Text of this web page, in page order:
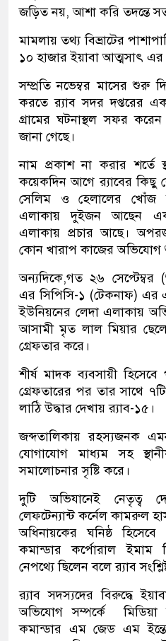
জড়িত নয়, আশা করি তদন্তে
মামলায় তথ্য বিভ্রাটের
১০ হাজার ইয়াবা আত্মসাৎ এর
সম্প্রতি নভেম্বর মাসের শুরু
করতে র‍্যাব সদর দপ্তরের
গ্রামের ঘটনাস্থল সফর করেন
জানা গেছে।
নাম প্রকাশ না করার
কয়েকদিন আগে র‍্যাবের কিছু
সেলিম ও হেলালের খোঁজ
এলাকায় দুইজন আছেন
এলাকায় প্রচার আছে।
কোন খারাপ কাজের অভিযোগ
অন্যদিকে,গত ২৬ সেপ্টেম্বর
এর সিপিসি-১ (টেকনাফ) এর
ইউনিয়নের লেদা এলাকায়
আসামী মৃত লাল মিয়ার
গ্রেফতার করে।
শীর্ষ মাদক ব্যবসায়ী
গ্রেফতারের পর তার সাথে
লাঠি উদ্ধার দেখায় র‍্যাব-১৫।
জব্দতালিকায় রহস্যজনক
যোগাযোগ মাধ্যম সহ
সমালোচনার সৃষ্টি করে।
দুটি অভিযানেই নেতৃত্ব
লেফটেন্যান্ট কর্নেল কামরুল
অধিনায়কের ঘনিষ্ঠ
কমান্ডার কর্পোরাল ইমাম
নেপথ্যে ছিলেন বলে র‍্যাব
র‌্যাব সদস্যদের বিরুদ্ধে
অভিযোগ সম্পর্কে
কমান্ডার এম জেড এম